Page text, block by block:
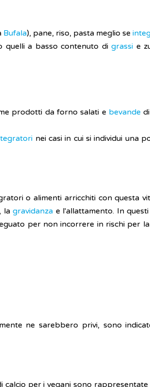
Bufala), pane, riso, pasta meglio se
quelli a basso contenuto digrassi e
prodotti da forno salati e bevande
nei casi in cui si individui una
o alimenti arricchiti con questa
lagravidanza e l'allattamento. In questi
per non incorrere in rischi per
ne sarebbero privi, sono
calcio per i vegani sono rappresentate